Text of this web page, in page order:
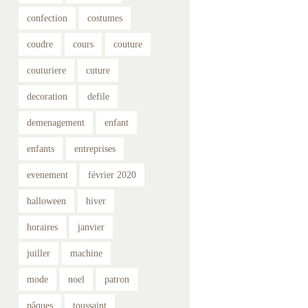
confection costumes
coudre cours couture
couturiere cuture
decoration defile
demenagement enfant
enfants entreprises
evenement février 2020
halloween hiver
horaires janvier
juiller machine
mode noel patron
pâques toussaint